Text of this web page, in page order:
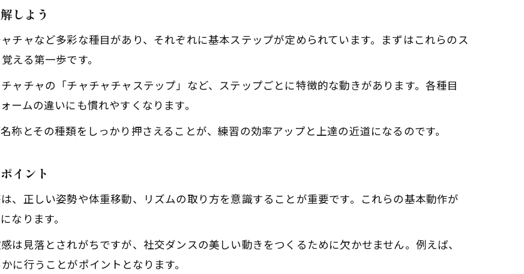
社交ダンスのリズム感を養う練習の秘訣
社交ダンスステップ動画を活用した効果的な練習法
社交ダンス上達に向けた日々の練習ポイント
ルツで覚える社交ダンス入門のコツ
社交ダンスワルツ基本ステップの流れを解説
ワルツの社交ダンスで大切なリード＆フォロー
社交ダンス初心者がワルツで身につく技術
社交ダンスワルツ入門で押さえるべきポイント
者向け社交ダンスステップ習得の流れ
社交ダンスステップ習得までの段階的な流れ
初心者が社交ダンスで意識したい基本ポイント
しよう
チャなど多彩な種目があり、それぞれに基本ステップが定められています。まずはこれらのス
える第一歩です。
ャチャの「チャチャチャステップ」など、ステップごとに特徴的な動きがあります。各種目
ームの違いにも慣れやすくなります。
称とその種類をしっかり押さえることが、練習の効率アップと上達の近道になるのです。
イント
、正しい姿勢や体重移動、リズムの取り方を意識することが重要です。これらの基本動作が
なります。
は見落とされがちですが、社交ダンスの美しい動きをつくるために欠かせません。例えば、
に行うことがポイントとなります。